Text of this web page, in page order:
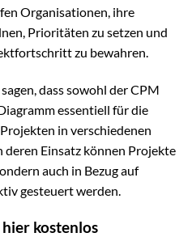
Organisationen, ihre
Prioritäten zu setzen und
zu bewahren.
dass sowohl der CPM
essentiell für die
in verschiedenen
Einsatz können Projekte
auch in Bezug auf
gesteuert werden.
kostenlos